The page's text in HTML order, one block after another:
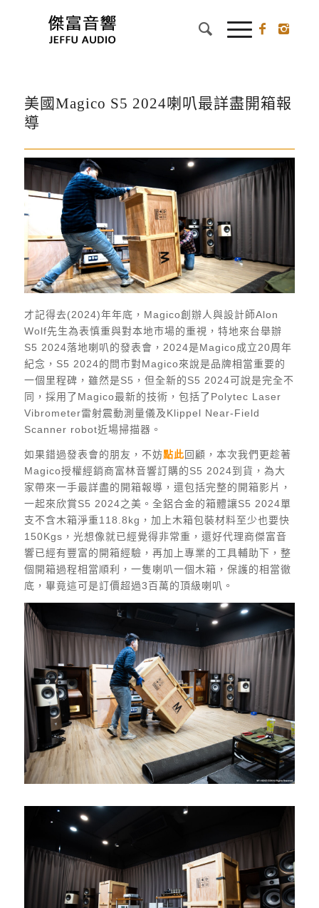
美國Magico S5 2024喇叭最詳盡開箱報
導
才記得去(2024)年年底，Magico創辦人與設計師Alon
Wolf先生為表慎重與對本地市場的重視，特地來台舉辦
S5 2024落地喇叭的發表會，2024是Magico成立20周年
紀念，S5 2024的問市對Magico來說是品牌相當重要的
一個里程碑，雖然是S5，但全新的S5 2024可說是完全不
同，採用了Magico最新的技術，包括了Polytec Laser
Vibrometer雷射震動測量儀及Klippel Near-Field
Scanner robot近場掃描器。
如果錯過發表會的朋友，不妨點此回顧，本次我們更趁著
Magico授權經銷商富林音響訂購的S5 2024到貨，為大
家帶來一手最詳盡的開箱報導，還包括完整的開箱影片，
一起來欣賞S5 2024之美。全鋁合金的箱體讓S5 2024單
支不含木箱淨重118.8kg，加上木箱包裝材料至少也要快
150Kgs，光想像就已經覺得非常重，還好代理商傑富音
響已經有豐富的開箱經驗，再加上專業的工具輔助下，整
個開箱過程相當順利，一隻喇叭一個木箱，保護的相當徹
底，畢竟這可是訂價超過3百萬的頂級喇叭。